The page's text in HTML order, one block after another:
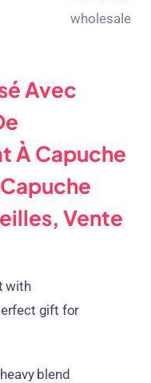
Avec
À Capuche
Vente
with
gift for
blend